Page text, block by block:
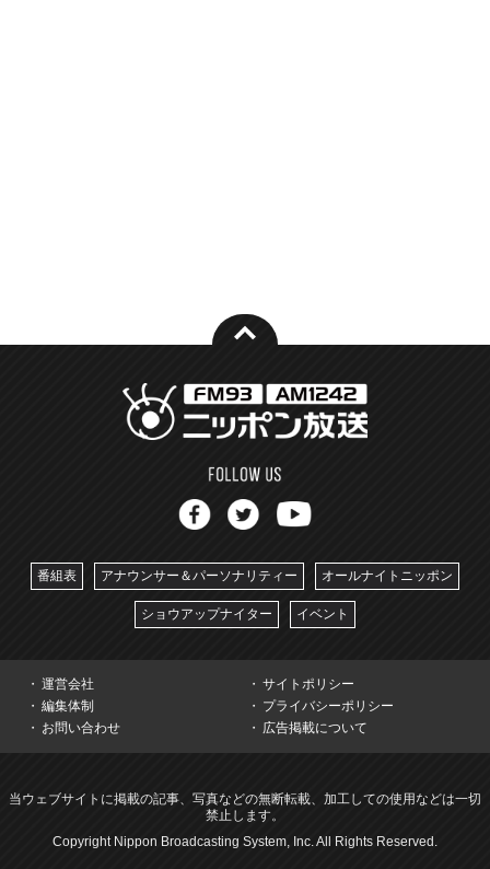
番組表 アナウンサー＆パーソナリティー オールナイトニッポン
ショウアップナイター イベント
運営会社
サイトポリシー
編集体制
プライバシーポリシー
お問い合わせ
広告掲載について
当ウェブサイトに掲載の記事、写真などの無断転載、加工しての使用などは一切
禁止します。
Copyright Nippon Broadcasting System, Inc. All Rights Reserved.